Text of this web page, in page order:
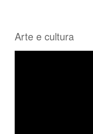
Arte e cultura